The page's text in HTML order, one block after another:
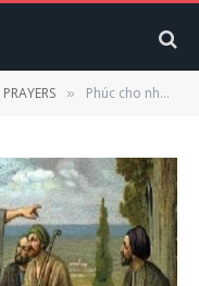
» Phúc cho những ai sống vì Tin Mừng – Suy niệm Chúa Nhật VI Thường Niên – C